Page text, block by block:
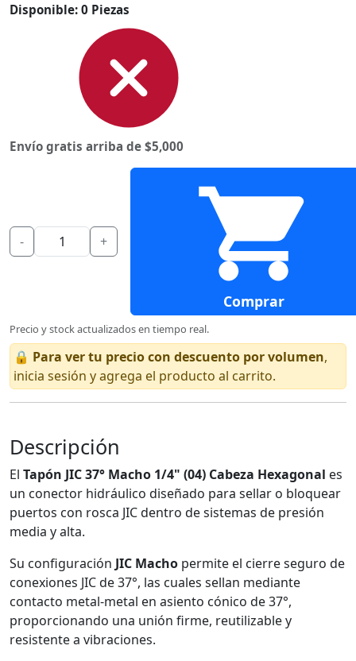
Disponible: 0 Piezas
Envío gratis arriba de $5,000
- +
Comprar
Precio y stock actualizados en tiempo real.
🔒 Para ver tu precio con descuento por volumen,
inicia sesión y agrega el producto al carrito.
Descripción
El Tapón JIC 37° Macho 1/4" (04) Cabeza Hexagonal es
un conector hidráulico diseñado para sellar o bloquear
puertos con rosca JIC dentro de sistemas de presión
media y alta.
Su configuración JIC Macho permite el cierre seguro de
conexiones JIC de 37°, las cuales sellan mediante
contacto metal-metal en asiento cónico de 37°,
proporcionando una unión firme, reutilizable y
resistente a vibraciones.